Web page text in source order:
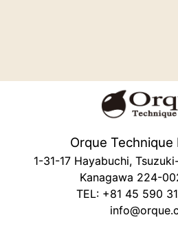
Orque Technique
1-31-17 Hayabuchi,
Kanagawa 224-
TEL: +81 45 590